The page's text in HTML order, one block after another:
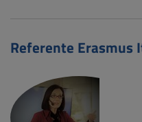
Referente Erasmus